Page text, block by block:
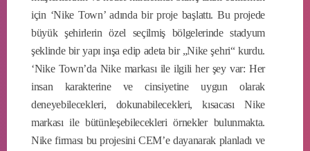
için ‘Nike Town’ adında bir proje başlattı. Bu projede
büyük şehirlerin özel seçilmiş bölgelerinde stadyum
şeklinde bir yapı inşa edip adeta bir „Nike şehri“ kurdu.
‘Nike Town’da Nike markası ile ilgili her şey var: Her
insan karakterine ve cinsiyetine uygun olarak
deneyebilecekleri, dokunabilecekleri, kısacası Nike
markası ile bütünleşebilecekleri örnekler bulunmakta.
Nike firması bu projesini CEM’e dayanarak planladı ve